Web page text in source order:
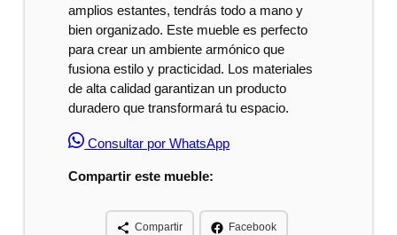
amplios estantes, tendrás todo a mano y
bien organizado. Este mueble es perfecto
para crear un ambiente armónico que
fusiona estilo y practicidad. Los materiales
de alta calidad garantizan un producto
duradero que transformará tu espacio.
Consultar por WhatsApp
Compartir este mueble:
Compartir Facebook